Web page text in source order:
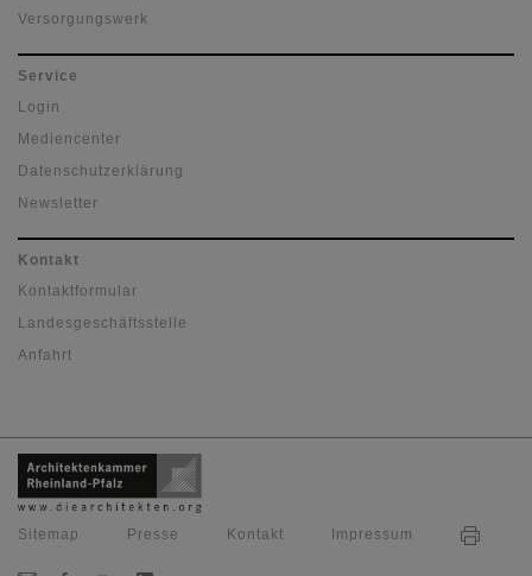
Versorgungswerk
Service
Login
Mediencenter
Datenschutzerklärung
Newsletter
Kontakt
Kontaktformular
Landesgeschäftsstelle
Anfahrt
Sitemap Presse Kontakt Impressum